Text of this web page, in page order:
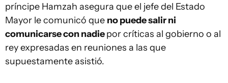
príncipe Hamzah asegura que el jefe del Estado
Mayor le comunicó que no puedesalir ni
comunicarse con nadiepor críticas al gobierno o al
rey expresadas en reuniones a las que
supuestamente asistió.